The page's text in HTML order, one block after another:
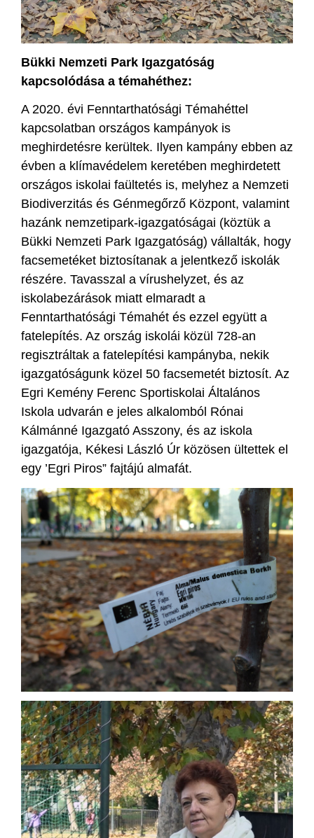
Bükki Nemzeti Park Igazgatóság
kapcsolódása a témahéthez:
A 2020. évi Fenntarthatósági Témahéttel
kapcsolatban országos kampányok is
meghirdetésre kerültek. Ilyen kampány ebben az
évben a klímavédelem keretében meghirdetett
országos iskolai faültetés is, melyhez a Nemzeti
Biodiverzitás és Génmegőrző Központ, valamint
hazánk nemzetipark-igazgatóságai (köztük a
Bükki Nemzeti Park Igazgatóság) vállalták, hogy
facsemetéket biztosítanak a jelentkező iskolák
részére. Tavasszal a vírushelyzet, és az
iskolabezárások miatt elmaradt a
Fenntarthatósági Témahét és ezzel együtt a
fatelepítés. Az ország iskolái közül 728-an
regisztráltak a fatelepítési kampányba, nekik
igazgatóságunk közel 50 facsemetét biztosít. Az
Egri Kemény Ferenc Sportiskolai Általános
Iskola udvarán e jeles alkalomból Rónai
Kálmánné Igazgató Asszony, és az iskola
igazgatója, Kékesi László Úr közösen ültettek el
egy ’Egri Piros” fajtájú almafát.